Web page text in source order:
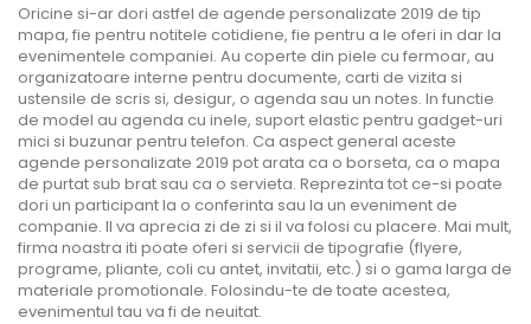
Oricine si-ar dori astfel de agende personalizate 2019 de tip
mapa, fie pentru notitele cotidiene, fie pentru a le oferi in dar la
evenimentele companiei. Au coperte din piele cu fermoar, au
organizatoare interne pentru documente, carti de vizita si
ustensile de scris si, desigur, o agenda sau un notes. In functie
de model au agenda cu inele, suport elastic pentru gadget-uri
mici si buzunar pentru telefon. Ca aspect general aceste
agende personalizate 2019 pot arata ca o borseta, ca o mapa
de purtat sub brat sau ca o servieta. Reprezinta tot ce-si poate
dori un participant la o conferinta sau la un eveniment de
companie. Il va aprecia zi de zi si il va folosi cu placere. Mai mult,
firma noastra iti poate oferi si servicii de tipografie (flyere,
programe, pliante, coli cu antet, invitatii, etc.) si o gama larga de
materiale promotionale. Folosindu-te de toate acestea,
evenimentul tau va fi de neuitat.